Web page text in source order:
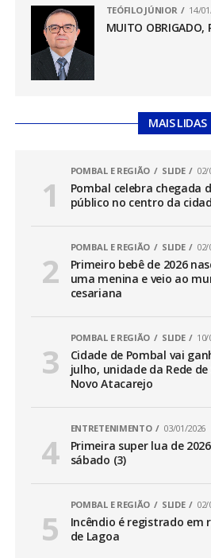
TEÓFILO JÚNIOR 14/
MUITO OBRIGADO,
MAIS LIDAS
POMBAL E REGIÃO SLIDE 02/
Pombal celebra chegada
público no centro da
POMBAL E REGIÃO SLIDE 02/
Primeiro bebê de 2026
uma menina e veio ao
cesariana
POMBAL E REGIÃO SLIDE 10/
Cidade de Pombal vai
julho, unidade da Rede
Novo Atacarejo
ENTRETENIMENTO 03/01/2026
Primeira super lua de
sábado (3)
POMBAL E REGIÃO SLIDE 02/
Incêndio é registrado em
de Lagoa